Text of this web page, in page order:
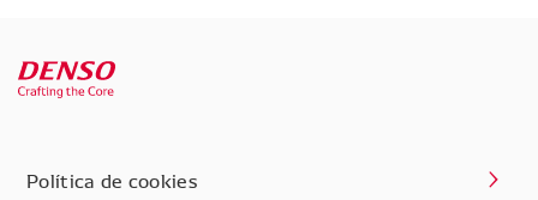
Política de cookies